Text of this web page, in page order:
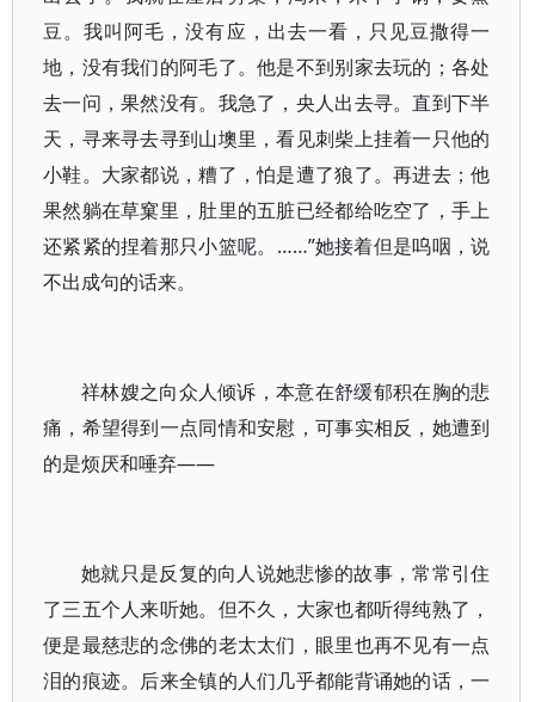
豆。我叫阿毛，没有应，出去一看，只见豆撒得一
地，没有我们的阿毛了。他是不到别家去玩的；各处
去一问，果然没有。我急了，央人出去寻。直到下半
天，寻来寻去寻到山墺里，看见刺柴上挂着一只他的
小鞋。大家都说，糟了，怕是遭了狼了。再进去；他
果然躺在草窠里，肚里的五脏已经都给吃空了，手上
还紧紧的捏着那只小篮呢。……”她接着但是呜咽，说
不出成句的话来。
祥林嫂之向众人倾诉，本意在舒缓郁积在胸的悲
痛，希望得到一点同情和安慰，可事实相反，她遭到
的是烦厌和唾弃——
她就只是反复的向人说她悲惨的故事，常常引住
了三五个人来听她。但不久，大家也都听得纯熟了，
便是最慈悲的念佛的老太太们，眼里也再不见有一点
泪的痕迹。后来全镇的人们几乎都能背诵她的话，一